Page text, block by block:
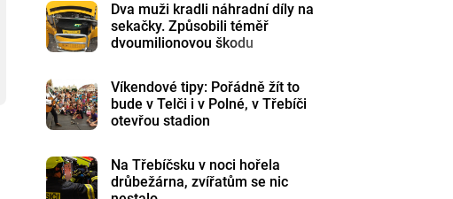
Dva muži kradli náhradní díly na
sekačky. Způsobili téměř
dvoumilionovou škodu
Víkendové tipy: Pořádně žít to
bude v Telči i v Polné, v Třebíči
otevřou stadion
Na Třebíčsku v noci hořela
drůbežárna, zvířatům se nic